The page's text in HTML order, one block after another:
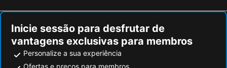
Inicie sessão para desfrutar de
vantagens exclusivas para membros
Personalize a sua experiência
Ofertas e preços para membros